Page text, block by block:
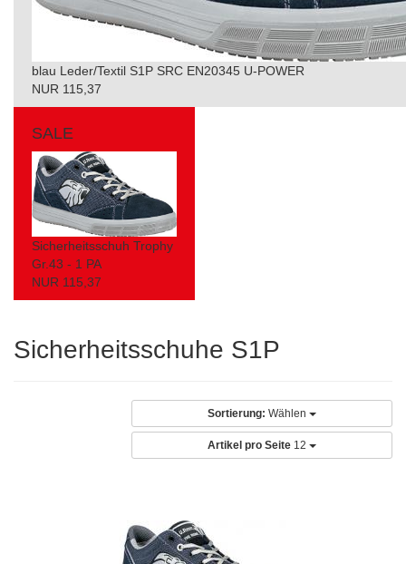
blau Leder/Textil S1P SRC EN20345 U-POWER
NUR 115,37
SALE
Sicherheitsschuh Trophy
Gr.43 - 1 PA
NUR 115,37
Sicherheitsschuhe S1P
Sortierung: Wählen
Artikel pro Seite 12